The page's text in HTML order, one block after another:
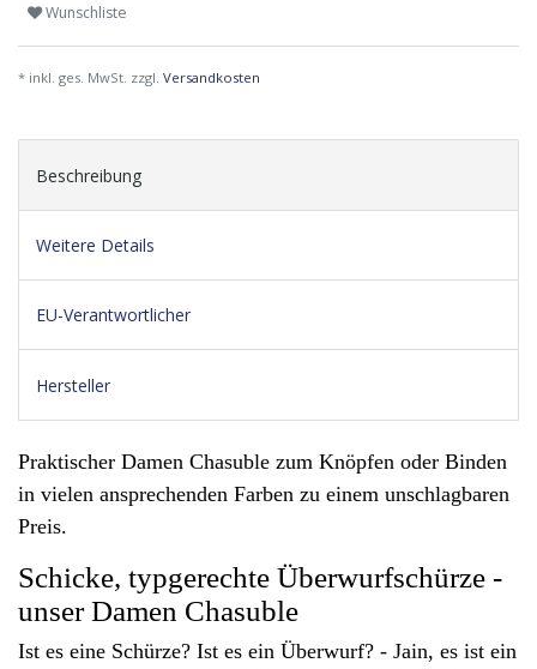
Wunschliste
* inkl. ges. MwSt. zzgl. Versandkosten
Beschreibung
Weitere Details
EU-Verantwortlicher
Hersteller
Praktischer Damen Chasuble zum Knöpfen oder Binden
in vielen ansprechenden Farben zu einem unschlagbaren
Preis.
Schicke, typgerechte Überwurfschürze -
unser Damen Chasuble
Ist es eine Schürze? Ist es ein Überwurf? - Jain, es ist ein